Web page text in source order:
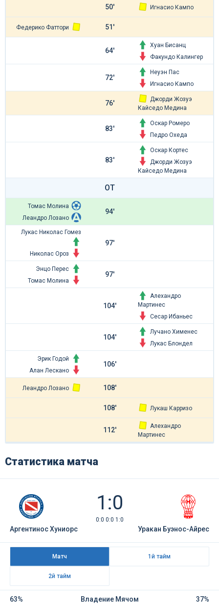
50' Игнасио Кампо
Федерико Фаттори 51'
64'
Хуан Бисанц
Факундо Калингер
72'
Неуэн Пас
Игнасио Кампо
76'
Джорди Жозуэ
Кайседо Медина
83'
Оскар Ромеро
Педро Охеда
83'
Оскар Кортес
Джорди Жозуэ
Кайседо Медина
ОТ
Томас Молина
Леандро Лозано
94'
Лукас Николас Гомез
Николас Ороз
97'
Энцо Перес
Томас Молина
97'
104'
Алехандро
Мартинес
Сесар Ибаньес
104'
Лучано Хименес
Лукас Блондел
Эрик Годой
Алан Лескано
106'
Леандро Лозано 108'
108' Лукаш Карризо
112'
Алехандро
Мартинес
Статистика матча
1:0
0:0 0:0 1:0
Аргентинос Хуниорс Уракан Буэнос-Айрес
Матч 1й тайм
2й тайм
63% Владение Мячом 37%